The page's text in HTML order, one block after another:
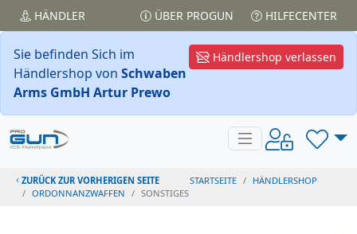
HÄNDLER ÜBER PROGUN HILFECENTER
Händlershop verlassen
Sie befinden Sich im
Händlershop von Schwaben
Arms GmbH Artur Prewo
ZURÜCK ZUR VORHERIGEN SEITE STARTSEITE
HÄNDLERSHOP
ORDONNANZWAFFEN
SONSTIGES